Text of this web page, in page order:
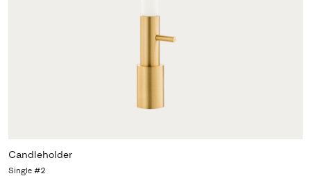
Candleholder
Single #2